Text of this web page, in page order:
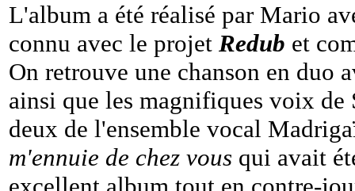
L'album a été réalisé par Mario
connu avec le projet Redub et
On retrouve une chanson en duo
ainsi que les magnifiques voix
deux de l'ensemble vocal
m'ennuie de chez vous qui avait